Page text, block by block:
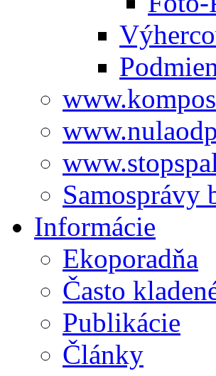
Samosprávy
Informácie
Ekoporadňa
Často
Publikácie
Články